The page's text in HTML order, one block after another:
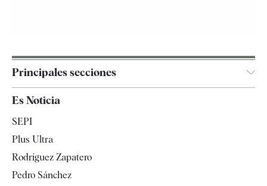
Principales secciones
España
Televisión
Es Noticia
SEPI
Plus Ultra
Rodríguez Zapatero
Pedro Sánchez